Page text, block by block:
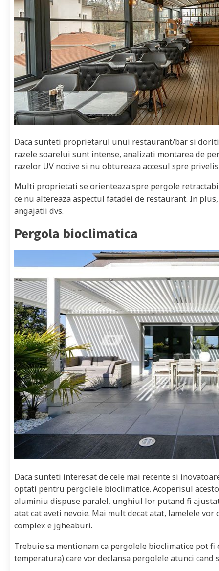
Daca sunteti proprietarul unui restaurant/bar si
razele soarelui sunt intense, analizati montarea de
razelor UV nocive si nu obtureaza accesul spre
Multi proprietati se orienteaza spre pergole
ce nu altereaza aspectul fatadei de restaurant. In
angajatii dvs.
Pergola bioclimatica
Daca sunteti interesat de cele mai recente si
optati pentru pergolele bioclimatice. Acoperisul
aluminiu dispuse paralel, unghiul lor putand fi
atat cat aveti nevoie. Mai mult decat atat, lamelele
complex e jgheaburi.
Trebuie sa mentionam ca pergolele bioclimatice pot
temperatura) care vor declansa pergolele atunci cand